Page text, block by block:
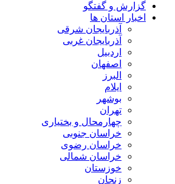
گزارش و گفتگو
اخبار استان ها
آذربایجان شرقی
آذربایجان غربی
اردبیل
اصفهان
البرز
ایلام
بوشهر
تهران
چهارمحال و بختیاری
خراسان جنوبی
خراسان رضوی
خراسان شمالی
خوزستان
زنجان